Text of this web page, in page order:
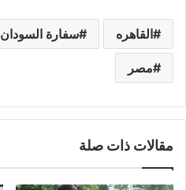
القاهره سفارة السودان
مصر
مقالات ذات صلة